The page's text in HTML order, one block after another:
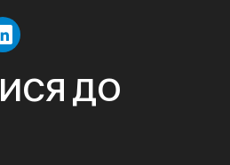
ДО